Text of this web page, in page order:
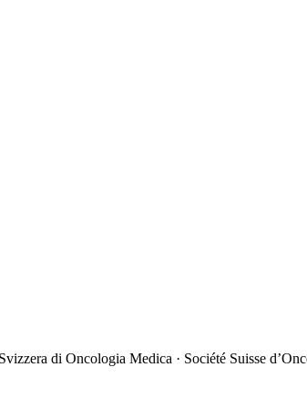
di Oncologia Medica · Société Suisse